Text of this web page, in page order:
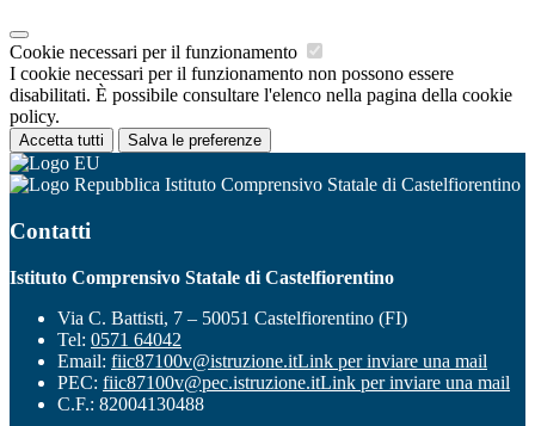
Cookie necessari per il funzionamento
I cookie necessari per il funzionamento non possono essere
disabilitati. È possibile consultare l'elenco nella pagina della cookie
policy.
Accetta tutti Salva le preferenze
Istituto Comprensivo Statale di Castelfiorentino
Contatti
Istituto Comprensivo Statale di Castelfiorentino
Via C. Battisti, 7 – 50051 Castelfiorentino (FI)
Tel: 0571 64042
Email: fiic87100v@istruzione.itLink per inviare una mail
PEC: fiic87100v@pec.istruzione.itLink per inviare una mail
C.F.: 82004130488